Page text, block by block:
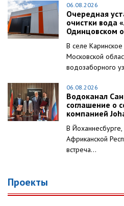
06.08.2026
Очередная
очистки вода
Одинцовском
В селе
Московской
водозаборного
06.08.2026
Водоканал
соглашение о
компанией
В
Африканской
встреча...
Проекты